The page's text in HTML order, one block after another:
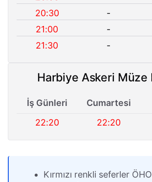
20:30
-
21:00
-
21:30
-
Harbiye Askeri Müze
İş Günleri Cumartesi
22:20
22:20
Kırmızı renkli seferler